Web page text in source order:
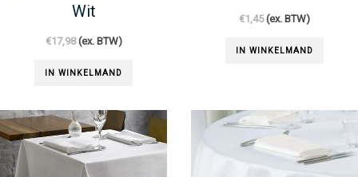
Wit
€17,98(ex. BTW)
IN WINKELMAND
€1,45(ex. BTW)
IN WINKELMAND